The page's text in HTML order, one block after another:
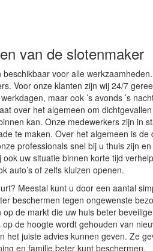
van de slotenmaker
voor alle
Voor onze klanten zijn wij 24/7
maar ook ’s avonds ’s
over het algemeen om
kan. Onze medewerkers zijn in
te maken. Over het algemeen is de
professionals snel bij u thuis zijn
uw situatie binnen korte tijd
auto’s of zelfs kluizen openen.
Meestal kunt u door een aantal
beschermen tegen ongewenste
de markt die uw huis beter
de hoogte wordt gehouden van
het juiste advies kunnen geven. Ze
en familie beter kunt beschermen.